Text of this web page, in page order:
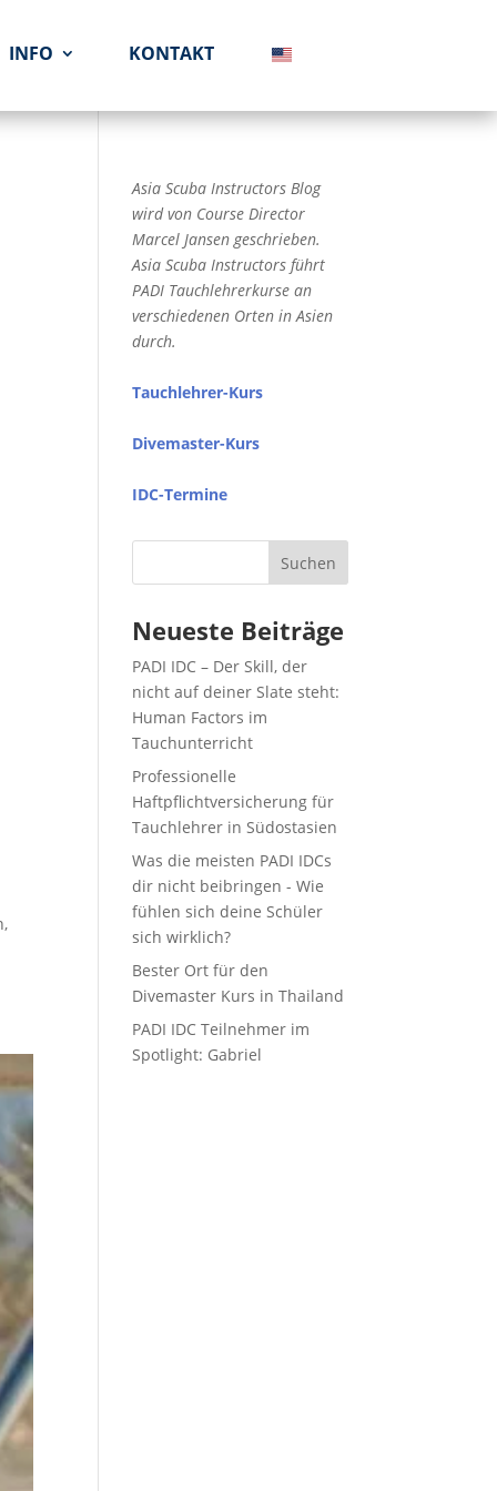
INFO KONTAKT
Asia Scuba Instructors Blog
wird von Course Director
Marcel Jansen geschrieben.
Asia Scuba Instructors führt
PADI Tauchlehrerkurse an
verschiedenen Orten in Asien
durch.
Tauchlehrer-Kurs
Divemaster-Kurs
IDC-Termine
Suchen
Neueste Beiträge
PADI IDC – Der Skill, der
nicht auf deiner Slate steht:
Human Factors im
Tauchunterricht
Professionelle
Haftpflichtversicherung für
Tauchlehrer in Südostasien
Was die meisten PADI IDCs
dir nicht beibringen - Wie
fühlen sich deine Schüler
sich wirklich?
Bester Ort für den
Divemaster Kurs in Thailand
PADI IDC Teilnehmer im
Spotlight: Gabriel